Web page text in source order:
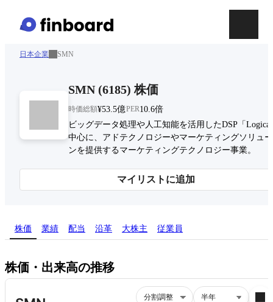
日本企業 SMN
SMN(6185) 株価
時価総額¥53.5億PER10.6倍
ビッグデータ処理や人工知能を活用したDSP「
中心に、アドテクノロジーやマーケティングソリュ
ンを提供するマーケティングテクノロジー事業。
マイリストに追加
株価 業績 配当 沿革 大株主 従業員
株価・出来高の推移